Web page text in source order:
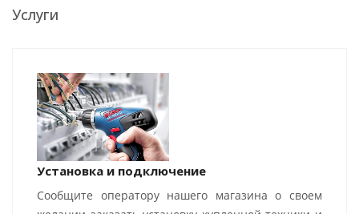
Услуги
Установка и подключение
Сообщите оператору нашего магазина о своем